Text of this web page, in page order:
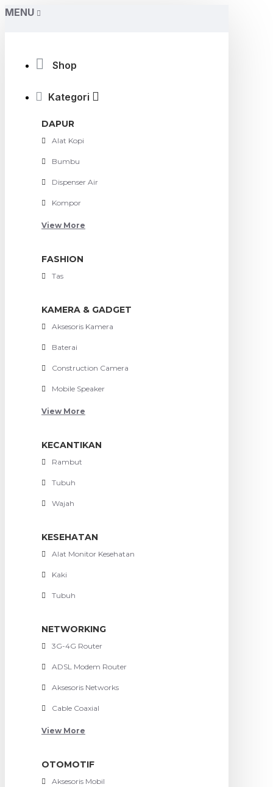
MENU
Shop
Kategori
DAPUR
Alat Kopi
Bumbu
Dispenser Air
Kompor
View More
FASHION
Tas
KAMERA & GADGET
Aksesoris Kamera
Baterai
Construction Camera
Mobile Speaker
View More
KECANTIKAN
Rambut
Tubuh
Wajah
KESEHATAN
Alat Monitor Kesehatan
Kaki
Tubuh
NETWORKING
3G-4G Router
ADSL Modem Router
Aksesoris Networks
Cable Coaxial
View More
OTOMOTIF
Aksesoris Mobil